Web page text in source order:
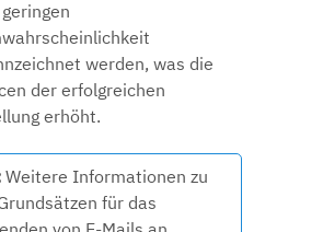
werden, was die
der erfolgreichen
erhöht.
Weitere Informationen zu
für das